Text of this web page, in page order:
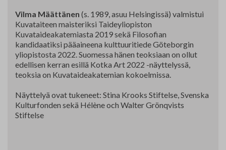
Vilma Määttänen (s. 1989, asuu Helsingissä) valmistui
Kuvataiteen maisteriksi Taideyliopiston
Kuvataideakatemiasta 2019 sekä Filosofian
kandidaatiksi pääaineena kulttuuritiede Göteborgin
yliopistosta 2022. Suomessa hänen teoksiaan on ollut
edellisen kerran esillä Kotka Art 2022 -näyttelyssä,
teoksia on Kuvataideakatemian kokoelmissa.
Näyttelyä ovat tukeneet: Stina Krooks Stiftelse, Svenska
Kulturfonden sekä Hélène och Walter Grönqvists
Stiftelse